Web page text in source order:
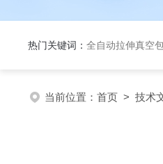
热门关键词： 全自动拉伸真空包装机、
当前位置： 首页 > 技术